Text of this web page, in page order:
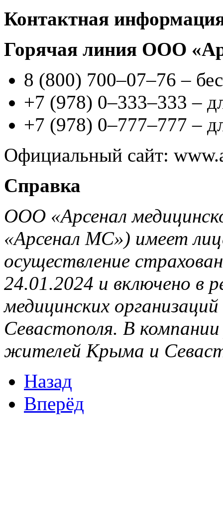
Контактная
Горячая линия ООО
8 (800) 700–07–76 –
+7 (978) 0–333–333 –
+7 (978) 0–777–777 –
Официальный сайт:
Справка
ООО «Арсенал
«Арсенал МС») имеет
осуществление
24.01.2024 и включено в
медицинских
Севастополя. В
жителей Крыма и
Назад
Вперёд